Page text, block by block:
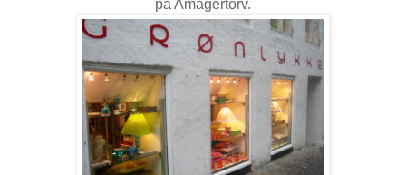
på Amagertorv.